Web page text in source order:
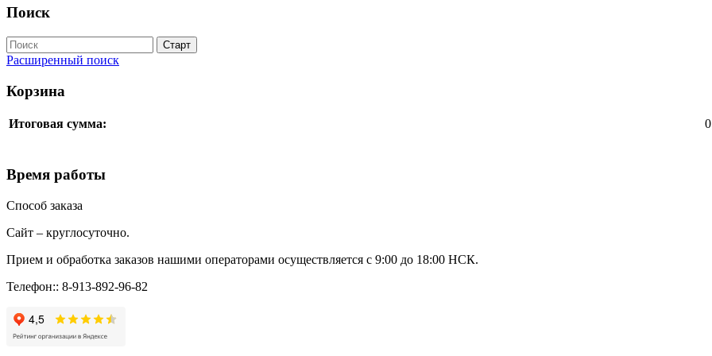
Поиск
Расширенный поиск
Корзина
Итоговая сумма:
Время работы
Способ заказа
Сайт – круглосуточно.
Прием и обработка заказов нашими операторами осуществляется с 9:00 до 18:00 НСК.
Телефон:: 8-913-892-96-82